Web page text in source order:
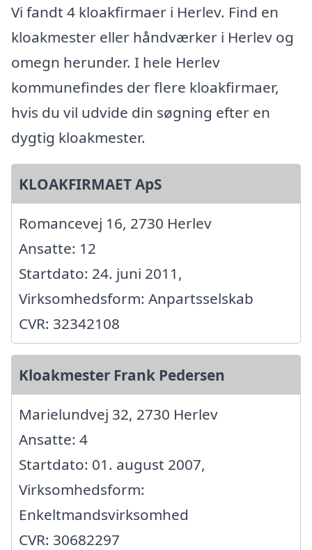
Vi fandt 4 kloakfirmaer i Herlev. Find en
kloakmester eller håndværker i Herlev og
omegn herunder. I hele Herlev
kommunefindes der flere kloakfirmaer,
hvis du vil udvide din søgning efter en
dygtig kloakmester.
KLOAKFIRMAET ApS
Romancevej 16, 2730 Herlev
Ansatte: 12
Startdato: 24. juni 2011,
Virksomhedsform: Anpartsselskab
CVR: 32342108
Kloakmester Frank Pedersen
Marielundvej 32, 2730 Herlev
Ansatte: 4
Startdato: 01. august 2007,
Virksomhedsform:
Enkeltmandsvirksomhed
CVR: 30682297